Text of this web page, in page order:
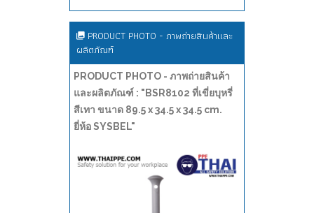
PRODUCT PHOTO - ภาพถ่ายสินค้าและ
ผลิตภัณฑ์
PRODUCT PHOTO - ภาพถ่ายสินค้า
และผลิตภัณฑ์ : "BSR8102 ที่เขี่ยบุหรี่
สีเทา ขนาด 89.5 x 34.5 x 34.5 cm.
ยี่ห้อ SYSBEL"